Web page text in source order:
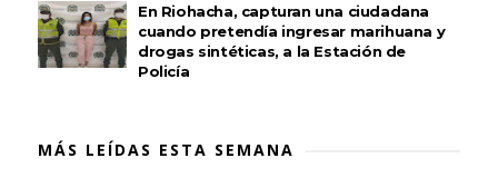
En Riohacha, capturan una ciudadana
cuando pretendía ingresar marihuana y
drogas sintéticas, a la Estación de
Policía
MÁS LEÍDAS ESTA SEMANA